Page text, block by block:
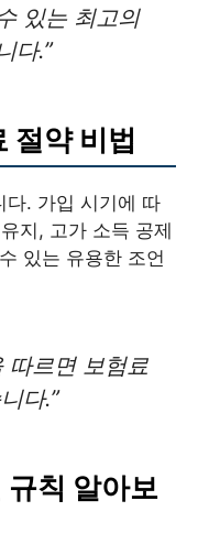
있는 최고의
다.”
절약 비법
. 가입 시기에 따
지, 고가 소득 공제
있는 유용한 조언
따르면 보험료
다.”
칙 알아보